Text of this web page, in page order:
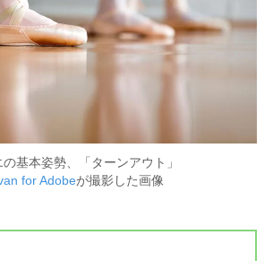
基本姿勢、「ターンアウト」
for Adobeが撮影した画像